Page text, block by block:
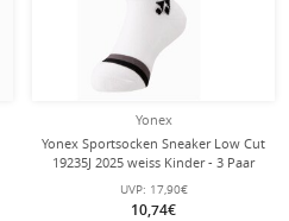
Yonex
Yonex Sportsocken Sneaker Low Cut
19235J 2025 weiss Kinder - 3 Paar
UVP: 17,90€
10,74€